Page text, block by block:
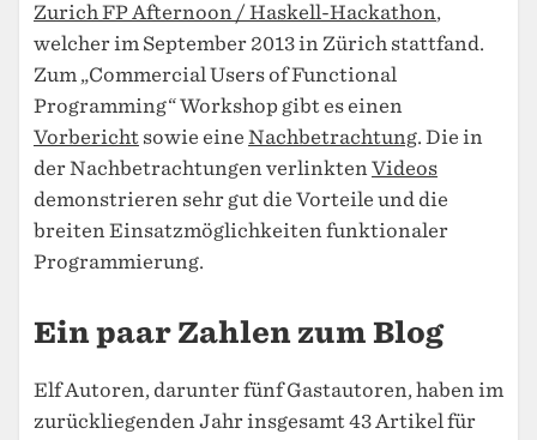
Zurich FP Afternoon / Haskell-Hackathon,
welcher im September 2013 in Zürich stattfand.
Zum „Commercial Users of Functional
Programming“ Workshop gibt es einen
Vorbericht sowie eine Nachbetrachtung. Die in
der Nachbetrachtungen verlinktenVideos
demonstrieren sehr gut die Vorteile und die
breiten Einsatzmöglichkeiten funktionaler
Programmierung.
Ein paar Zahlen zum Blog
Elf Autoren, darunter fünf Gastautoren, haben im
zurückliegenden Jahr insgesamt 43 Artikel für